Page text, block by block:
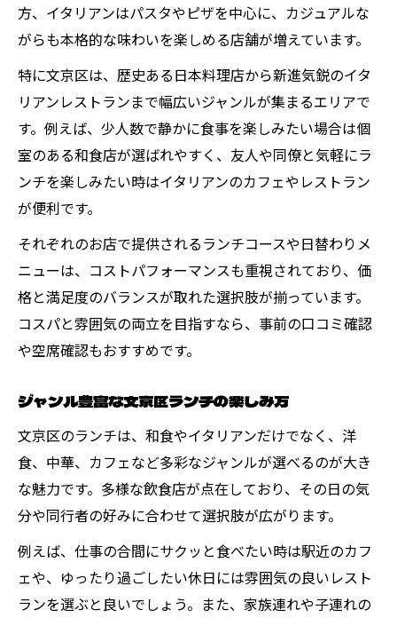
方、イタリアンはパスタやピザを中心に、カジュアルな
がらも本格的な味わいを楽しめる店舗が増えています。
特に文京区は、歴史ある日本料理店から新進気鋭のイタ
リアンレストランまで幅広いジャンルが集まるエリアで
す。例えば、少人数で静かに食事を楽しみたい場合は個
室のある和食店が選ばれやすく、友人や同僚と気軽にラ
ンチを楽しみたい時はイタリアンのカフェやレストラン
が便利です。
それぞれのお店で提供されるランチコースや日替わりメ
ニューは、コストパフォーマンスも重視されており、価
格と満足度のバランスが取れた選択肢が揃っています。
コスパと雰囲気の両立を目指すなら、事前の口コミ確認
や空席確認もおすすめです。
ジャンル豊富な文京区ランチの楽しみ方
文京区のランチは、和食やイタリアンだけでなく、洋
食、中華、カフェなど多彩なジャンルが選べるのが大き
な魅力です。多様な飲食店が点在しており、その日の気
分や同行者の好みに合わせて選択肢が広がります。
例えば、仕事の合間にサクッと食べたい時は駅近のカフ
ェや、ゆったり過ごしたい休日には雰囲気の良いレスト
ランを選ぶと良いでしょう。また、家族連れや子連れの